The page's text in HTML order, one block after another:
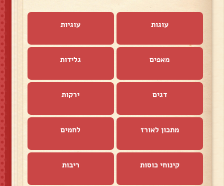
עוגות עוגיות
מאפים גלידות
דגים ירקות
מתכון לאורז לחמים
קינוחי כוסות ריבות